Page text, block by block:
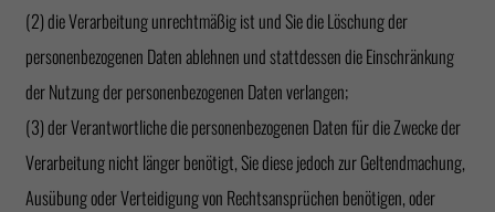
(2) die Verarbeitung unrechtmäßig ist und Sie die Löschung der
personenbezogenen Daten ablehnen und stattdessen die Einschränkung
der Nutzung der personenbezogenen Daten verlangen;
(3) der Verantwortliche die personenbezogenen Daten für die Zwecke der
Verarbeitung nicht länger benötigt, Sie diese jedoch zur Geltendmachung,
Ausübung oder Verteidigung von Rechtsansprüchen benötigen, oder